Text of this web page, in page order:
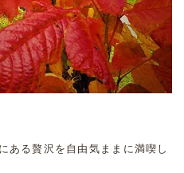
ある贅沢を自由気ままに満喫し